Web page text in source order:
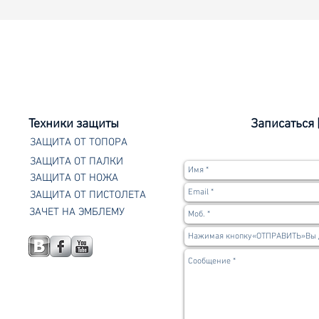
Техники защиты
ЗАЩИТА ОТ ТОПОРА
ЗАЩИТА ОТ ПАЛКИ
ЗАЩИТА ОТ НОЖА
ЗАЩИТА ОТ ПИСТОЛЕТА
ЗАЧЕТ НА ЭМБЛЕМУ
Записаться